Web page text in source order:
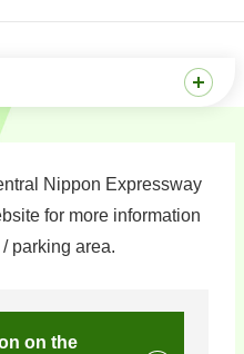
Nippon Expressway
for more information
parking area.
on the